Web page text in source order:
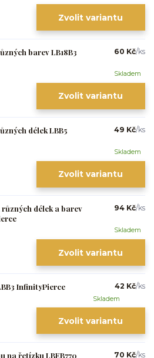
Zvolit variantu
barev LB18B3
60 Kč/ks
Skladem
Zvolit variantu
délek LBB5
49 Kč/ks
Skladem
Zvolit variantu
délek a barev
94 Kč/ks
Skladem
Zvolit variantu
InfinityPierce 42 Kč/ks
Skladem
Zvolit variantu
na řetízku LBEB770 70 Kč/ks